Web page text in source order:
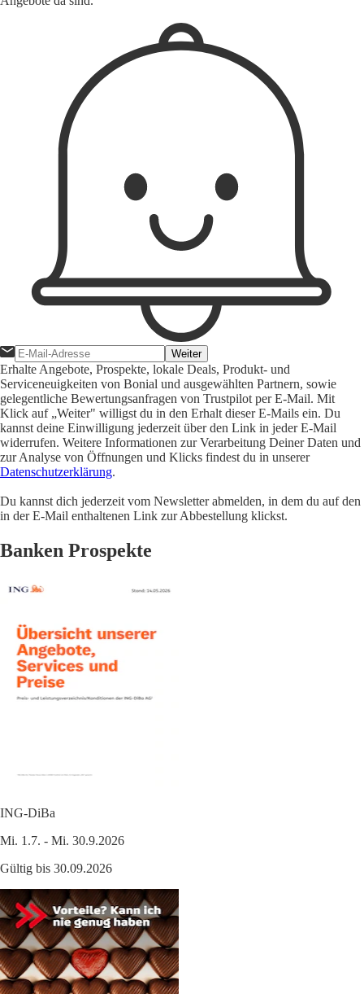
Weiter
Erhalte Angebote, Prospekte, lokale Deals, Produkt- und
Serviceneuigkeiten von Bonial und ausgewählten Partnern, sowie
gelegentliche Bewertungsanfragen von Trustpilot per E-Mail. Mit
Klick auf „Weiter" willigst du in den Erhalt dieser E-Mails ein. Du
kannst deine Einwilligung jederzeit über den Link in jeder E-Mail
widerrufen. Weitere Informationen zur Verarbeitung Deiner Daten und
zur Analyse von Öffnungen und Klicks findest du in unserer
Datenschutzerklärung.
Du kannst dich jederzeit vom Newsletter abmelden, in dem du auf den
in der E-Mail enthaltenen Link zur Abbestellung klickst.
Banken Prospekte
ING-DiBa
Mi. 1.7. - Mi. 30.9.2026
Gültig bis 30.09.2026